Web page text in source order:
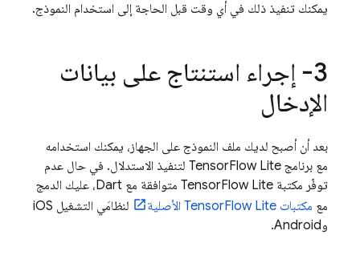
يمكنك تنفيذ ذلك في أي وقت قبل الحاجة إلى استخدام النموذج.
3- إجراء استنتاج على بيانات
الإدخال
بعد أن أصبح لديك ملف النموذج على الجهاز، يمكنك استخدامه
مع برنامج TensorFlow Lite لتنفيذ الاستدلال. في حال عدم
توفّر مكتبة TensorFlow Lite متوافقة مع Dart، عليك الدمج
مع مكتبات TensorFlow Lite الأصلية
لنظامَي التشغيل iOS
وAndroid.